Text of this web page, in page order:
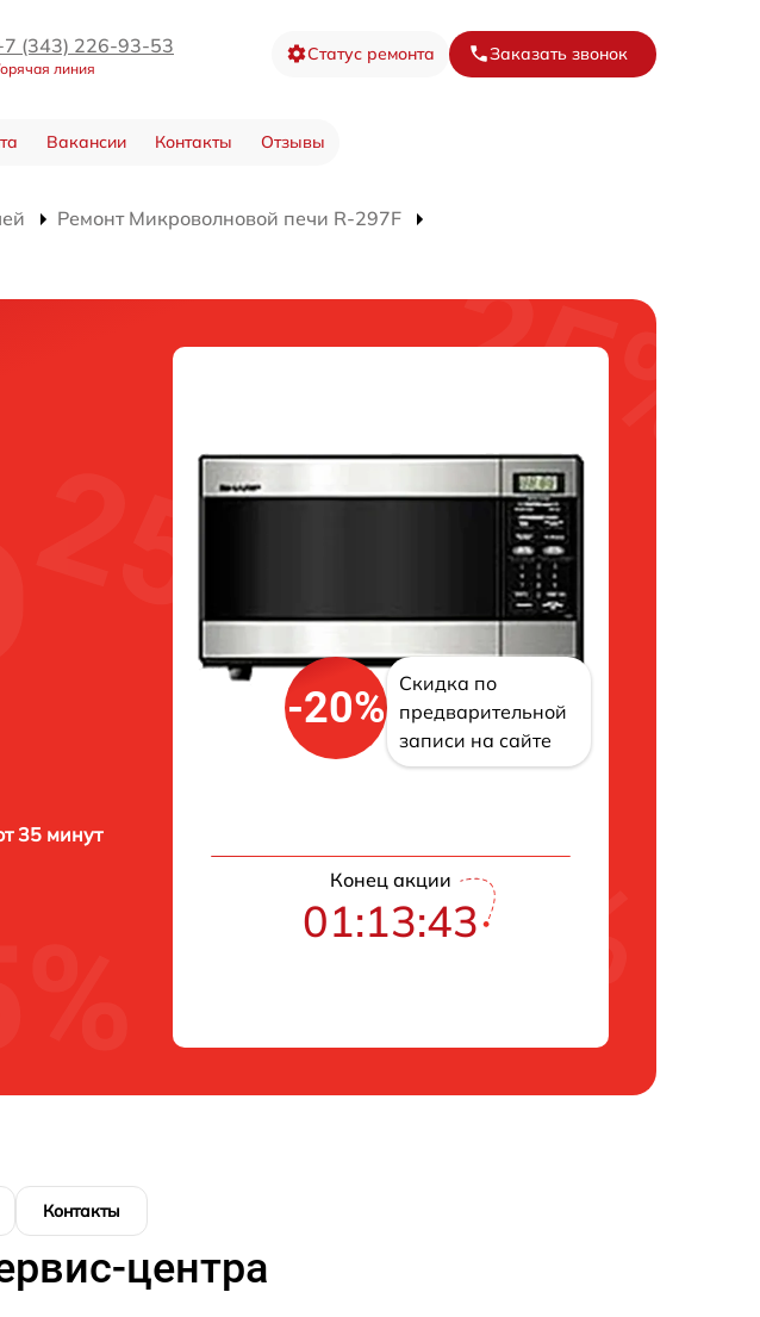
(343) 226-93-53
линия
Статус ремонта Заказать звонок
Вакансии Контакты Отзывы
Ремонт Микроволновой печи R-297F
35 минут
-20%
Скидка по
предварительной
записи на сайте
Конец акции
01:13:42
Контакты
центра